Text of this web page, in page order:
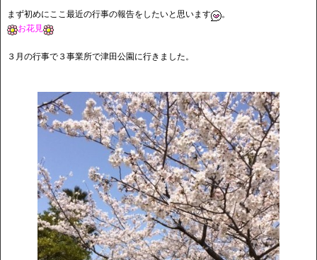
まず初めにここ最近の行事の報告をしたいと思います
。
お花見
３月の行事で３事業所で津田公園に行きました。